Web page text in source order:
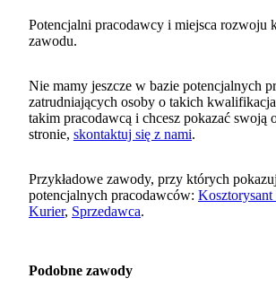
Potencjalni pracodawcy i miejsca rozwoju
zawodu.
Nie mamy jeszcze w bazie potencjalnych
zatrudniających osoby o takich
takim pracodawcą i chcesz pokazać swoją
stronie, skontaktuj się z nami.
Przykładowe zawody, przy których
potencjalnych pracodawców:
Kurier, Sprzedawca.
Podobne zawody